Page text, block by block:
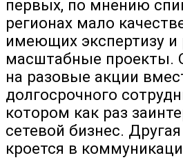
первых, по мнению
регионах мало
имеющих экспертизу и
масштабные проекты.
на разовые акции
долгосрочного
котором как раз
сетевой бизнес.
кроется в